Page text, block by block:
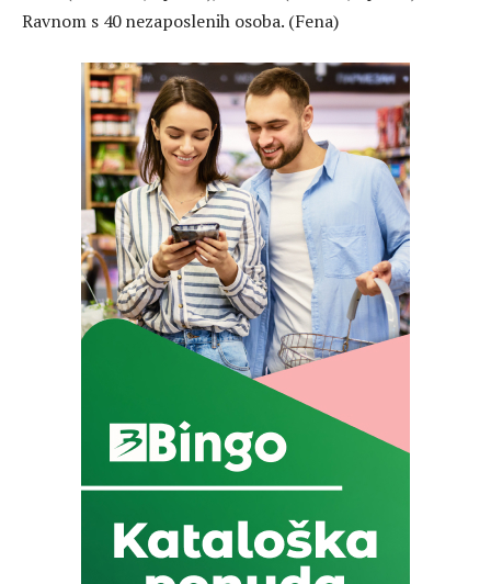
Ravnom s 40 nezaposlenih osoba. (Fena)